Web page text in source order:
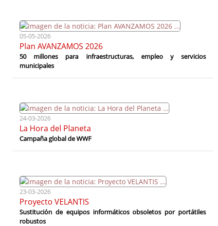
05-05-2026
Plan AVANZAMOS 2026
50 millones para infraestructuras, empleo y servicios
municipales
24-03-2026
La Hora del Planeta
Campaña global de WWF
23-03-2026
Proyecto VELANTIS
Sustitución de equipos informáticos obsoletos por portátiles
robustos